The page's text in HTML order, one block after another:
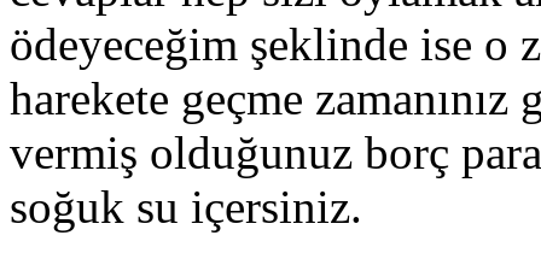
ödeyeceğim şeklinde ise o
harekete geçme
vermiş olduğunuz borç
soğuk su içersiniz.